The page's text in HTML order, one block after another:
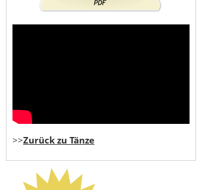
>>Zurück zu Tänze